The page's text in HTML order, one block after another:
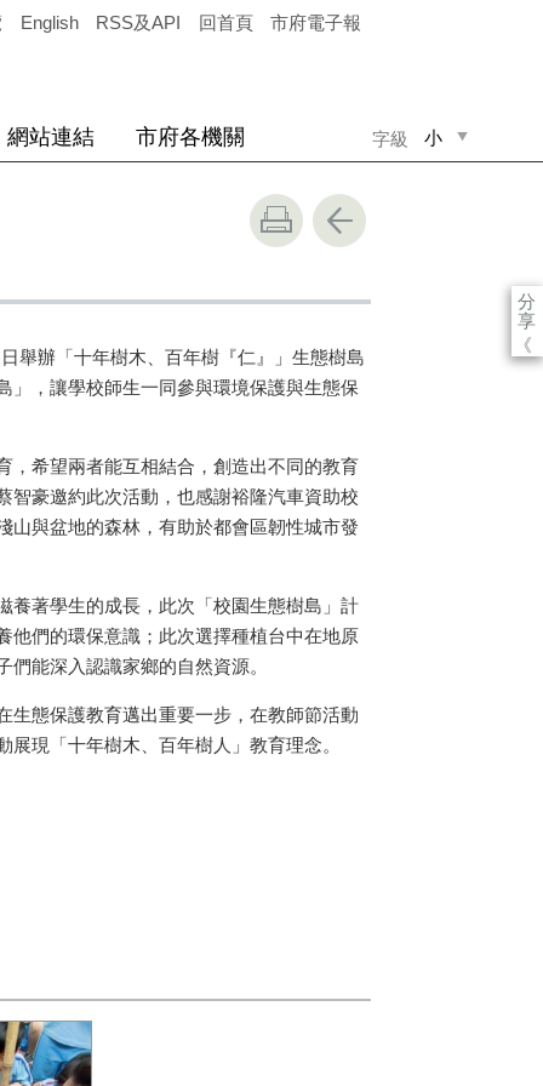
English RSS及API 回首頁 市府電子報
字級 小
網站連結 市府各機關
分
享
《
舉辦「十年樹木、百年樹『仁』」生態樹島
」，讓學校師生一同參與環境保護與生態保
，希望兩者能互相結合，創造出不同的教育
智豪邀約此次活動，也感謝裕隆汽車資助校
山與盆地的森林，有助於都會區韌性城市發
養著學生的成長，此次「校園生態樹島」計
他們的環保意識；此次選擇種植台中在地原
能深入認識家鄉的自然資源。
生態保護教育邁出重要一步，在教師節活動
現「十年樹木、百年樹人」教育理念。